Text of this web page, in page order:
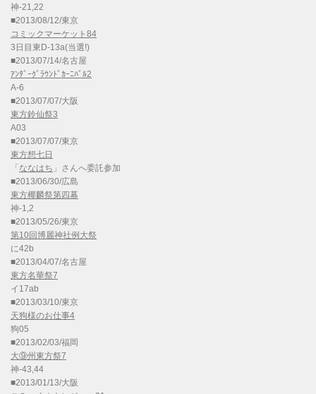
神-21,22
■2013/08/12/東京
コミックマーケット84
3日目東D-13a(当選!)
■2013/07/14/名古屋
ｱﾝﾀﾞｰｸﾞﾗｳﾝﾄﾞｶｰﾆﾊﾞﾙ2
A-6
■2013/07/07/大阪
東方鈴仙祭3
A03
■2013/07/07/東京
東方想七日
「 ななはち 」さんへ委託参加
■2013/06/30/広島
東方椰麟祭第四幕
神-1,2
■2013/05/26/東京
第10回博麗神社例大祭
に42b
■2013/04/07/名古屋
東方名華祭7
イ17ab
■2013/03/10/東京
天狗様のお仕事4
狗05
■2013/02/03/福岡
大⑨州東方祭7
神-43,44
■2013/01/13/大阪